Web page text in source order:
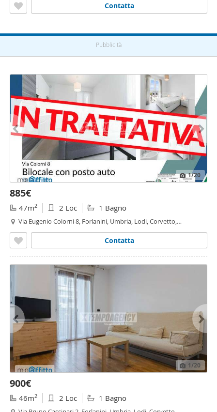
Contatta
Pubblicità
1/20
885€
47m2 2 Loc 1 Bagno
Via Eugenio Colorni 8, Forlanini, Umbria, Lodi, Corvetto,
Contatta
1/20
900€
46m2 2 Loc 1 Bagno